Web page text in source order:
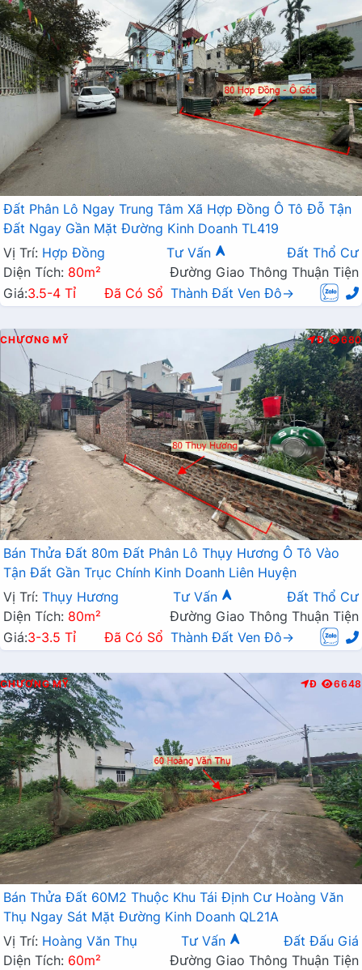
Đất Phân Lô Ngay Trung Tâm Xã Hợp Đồng Ô Tô Đỗ Tận
Đất Ngay Gần Mặt Đường Kinh Doanh TL419
Vị Trí: Hợp Đồng Tư Vấn
Đất Thổ Cư
Diện Tích: 80m²
Đường Giao Thông Thuận Tiện
Giá:3.5-4 Tỉ Đã Có Sổ Thành Đất Ven Đô→
CHƯƠNG MỸ Đ 680
Bán Thửa Đất 80m Đất Phân Lô Thụy Hương Ô Tô Vào
Tận Đất Gần Trục Chính Kinh Doanh Liên Huyện
Vị Trí: Thụy Hương Tư Vấn
Đất Thổ Cư
Diện Tích: 80m²
Đường Giao Thông Thuận Tiện
Giá:3-3.5 Tỉ Đã Có Sổ Thành Đất Ven Đô→
CHƯƠNG MỸ Đ 6648
Bán Thửa Đất 60M2 Thuộc Khu Tái Định Cư Hoàng Văn
Thụ Ngay Sát Mặt Đường Kinh Doanh QL21A
Vị Trí: Hoàng Văn Thụ Tư Vấn
Đất Đấu Giá
Diện Tích: 60m²
Đường Giao Thông Thuận Tiện